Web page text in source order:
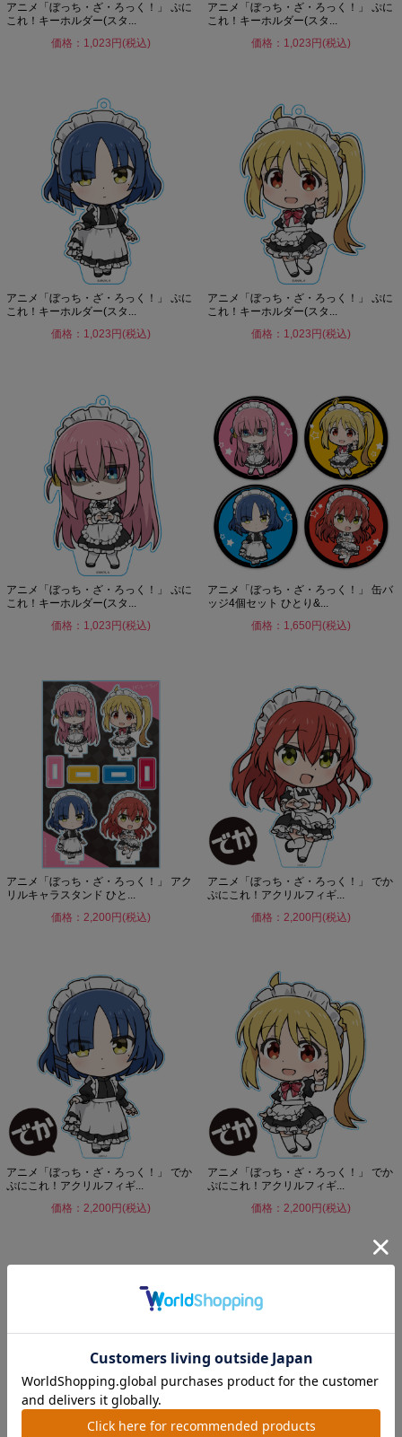
アニメ「ぼっち・ざ・ろっく！」 ぷに
これ！キーホルダー(スタ...
価格：1,023円(税込)
アニメ「ぼっち・ざ・ろっく！」 ぷに
これ！キーホルダー(スタ...
価格：1,023円(税込)
アニメ「ぼっち・ざ・ろっく！」 ぷに
これ！キーホルダー(スタ...
価格：1,023円(税込)
アニメ「ぼっち・ざ・ろっく！」 ぷに
これ！キーホルダー(スタ...
価格：1,023円(税込)
アニメ「ぼっち・ざ・ろっく！」 ぷに
これ！キーホルダー(スタ...
価格：1,023円(税込)
アニメ「ぼっち・ざ・ろっく！」 缶バ
ッジ4個セット ひとり&...
価格：1,650円(税込)
アニメ「ぼっち・ざ・ろっく！」 アク
リルキャラスタンド ひと...
価格：2,200円(税込)
アニメ「ぼっち・ざ・ろっく！」 でか
ぷにこれ！アクリルフィギ...
価格：2,200円(税込)
アニメ「ぼっち・ざ・ろっく！」 でか
ぷにこれ！アクリルフィギ...
価格：2,200円(税込)
アニメ「ぼっち・ざ・ろっく！」 でか
ぷにこれ！アクリルフィギ...
価格：2,200円(税込)